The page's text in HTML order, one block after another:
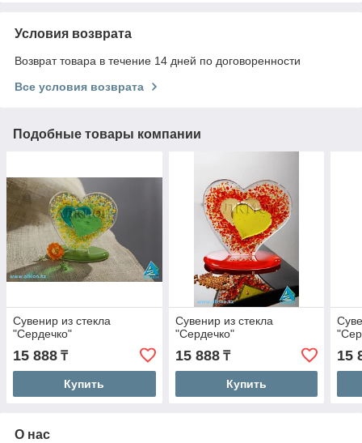
Условия возврата
Возврат товара в течение 14 дней по договоренности
Все условия возврата
Подобные товары компании
Сувенир из стекла
"Сердечко"
15 888 ₸
Купить
Сувенир из стекла
"Сердечко"
15 888₸
Купить
15
О нас